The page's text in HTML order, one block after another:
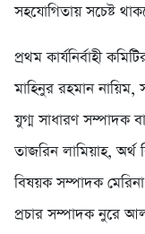
সহযোগিতায় সচেষ্ট
প্রথম কার্যনির্বাহী
মাহিনুর রহমান
যুগ্ম সাধারণ সম্পাদক
তাজরিন লামিয়াহ,
বিষয়ক সম্পাদক
প্রচার সম্পাদক নুরে